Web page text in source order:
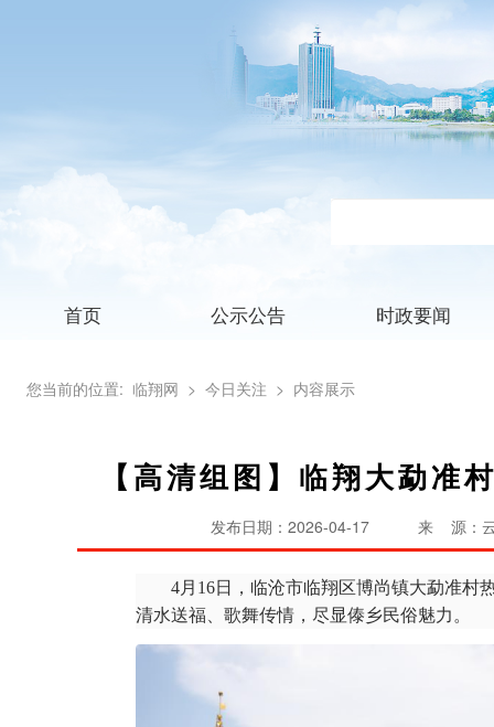
首页 公示公告 时政要闻
您当前的位置: 临翔网 > 今日关注 > 内容展示
【高清组图】临翔大勐准
发布日期：2026-04-17 来 源：
4月16日，临沧市临翔区博尚镇大勐准村
清水送福、歌舞传情，尽显傣乡民俗魅力。